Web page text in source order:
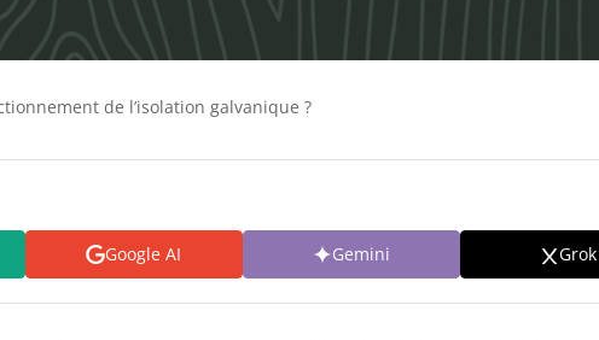
de l’isolation galvanique ?
Google AI Gemini Grok